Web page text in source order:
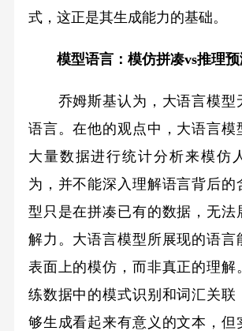
式，这正是其生成能力的基础。
模型语言：模仿拼凑vs推理预
乔姆斯基认为，大语言模型
语言。在他的观点中，大语言模
大量数据进行统计分析来模仿
为，并不能深入理解语言背后的
型只是在拼凑已有的数据，无法
解力。大语言模型所展现的语言
表面上的模仿，而非真正的理解
练数据中的模式识别和词汇关联
够生成看起来有意义的文本，但